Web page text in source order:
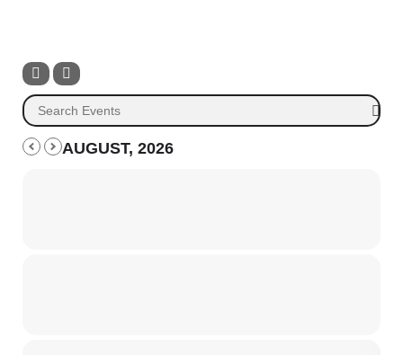
AUGUST, 2026